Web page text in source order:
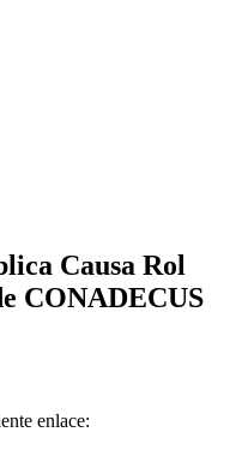
Causa Rol
CONADECUS
enlace: